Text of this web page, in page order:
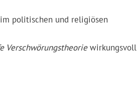
politischen und religiösen
Verschwörungstheoriewirkungsvoll